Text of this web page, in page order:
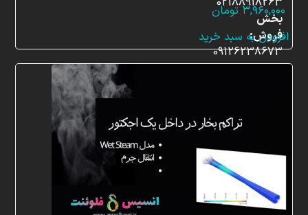
۳,۹۶۰,۰۰۰ تومان
افزودن به سبد خرید
بخش
فروش:
09126238673
ایمیل:
(deprecated)
Facebook
Instagram